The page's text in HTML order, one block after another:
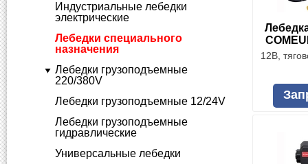
Индустриальные лебедки
электрические
Лебедки специального
назначения
Лебедки грузоподъемные
220/380V
Лебедки грузоподъемные 12/24V
Лебедки грузоподъемные
гидравлические
Универсальные лебедки
12В,